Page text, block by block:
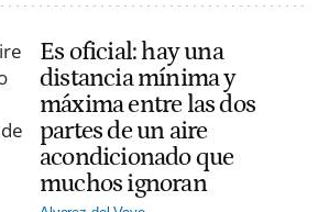
Es oficial: hay una
distancia mínima y
máxima entre las dos
partes de un aire
acondicionado que
muchos ignoran